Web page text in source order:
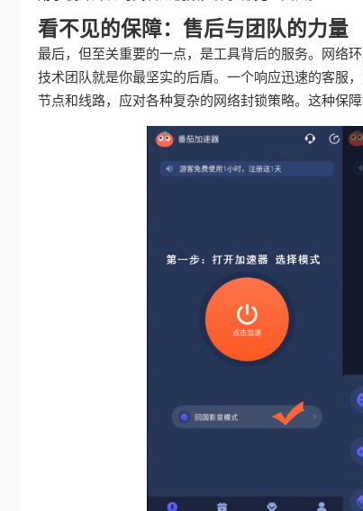
看不见的保障：售后与团队的力量
最后，但至关重要的一点，是工具背后的服务。网络
技术团队就是你最坚实的后盾。一个响应迅速的客服
节点和线路，应对各种复杂的网络封锁策略。这种保